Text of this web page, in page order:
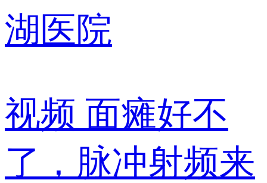
湖医院
视频 面瘫好不
了，脉冲射频来